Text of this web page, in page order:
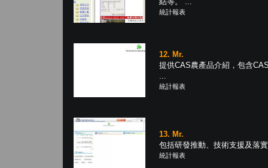
統計報表
12. Mr.
提供CAS農產品介紹，包含
...
統計報表
13. Mr.
包括研發推動、技術支援及落
統計報表